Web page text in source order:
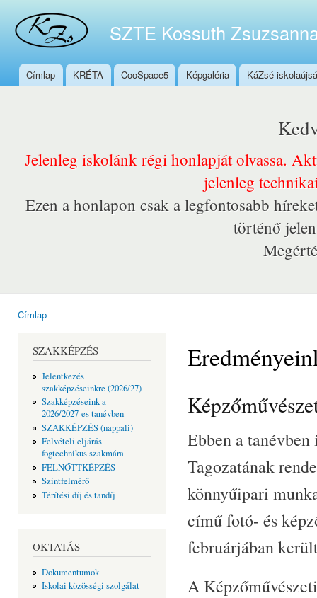
SZTE Kossuth
Főmenü
Címlap KRÉTA CooSpace5 Képgaléria KáZsé
Jelenleg iskolánk régi honlapját olvassa.
jelenleg
Ezen a honlapon csak a legfontosabb
történő
Címlap
SZAKKÉPZÉS
Jelentkezés
szakképzéseinkre (2026/27)
Szakképzéseink a
2026/2027-es tanévben
SZAKKÉPZÉS (nappali)
Felvételi eljárás
fogtechnikus szakmára
FELNŐTTKÉPZÉS
Szintfelmérő
Térítési díj és tandíj
OKTATÁS
Dokumentumok
Iskolai közösségi szolgálat
Ebben a
Tagozatának
könnyűipari
című fotó- és
februárjában
A